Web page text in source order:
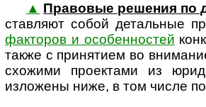
▲ Правовые решения по
став­ляют собой деталь­ные
факторов и особенностей
также с принятием во
схожими проектами из
изложены ниже, в том числе